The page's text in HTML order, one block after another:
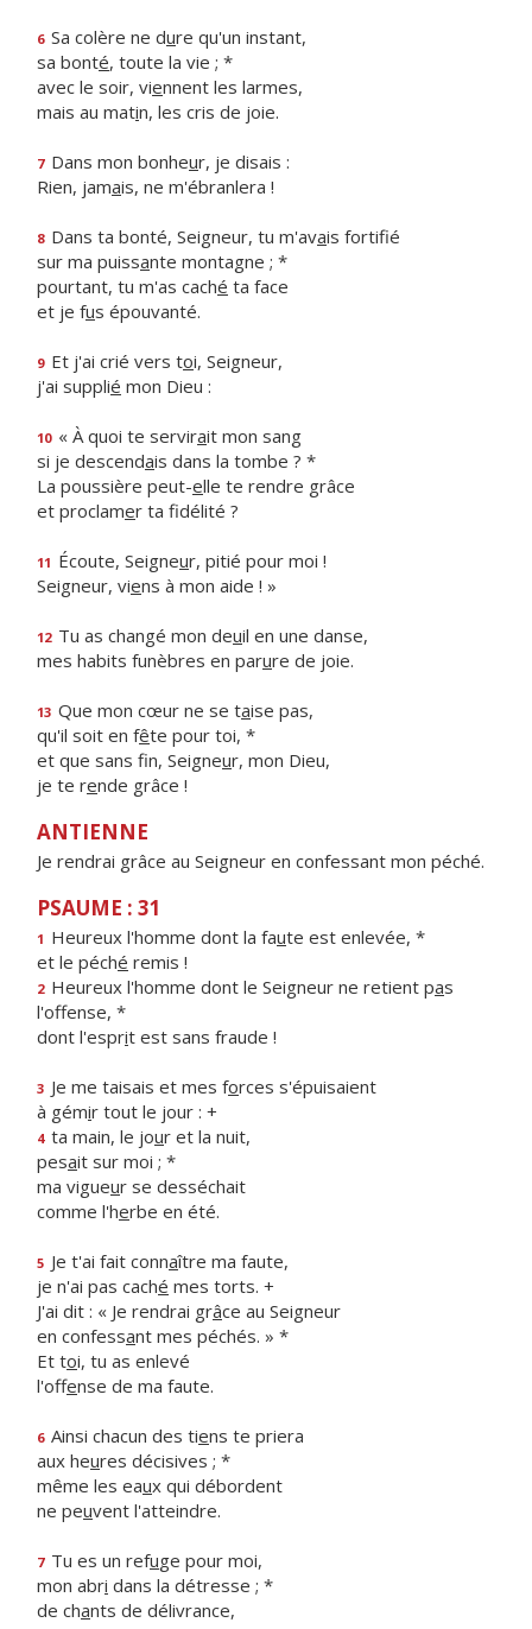
6 Sa colère ne dure qu'un instant,
sa bonté, toute la vie ; *
avec le soir, viennent les larmes,
mais au matin, les cris de joie.
7 Dans mon bonheur, je disais :
Rien, jamais, ne m'ébranlera !
8 Dans ta bonté, Seigneur, tu m'avais fortifié
sur ma puissante montagne ; *
pourtant, tu m'as caché ta face
et je fus épouvanté.
9 Et j'ai crié vers toi, Seigneur,
j'ai supplié mon Dieu :
10 « À quoi te servirait mon sang
si je descendais dans la tombe ? *
La poussière peut-elle te rendre grâce
et proclamer ta fidélité ?
11 Écoute, Seigneur, pitié pour moi !
Seigneur, viens à mon aide ! »
12 Tu as changé mon deuil en une danse,
mes habits funèbres en parure de joie.
13 Que mon cœur ne se taise pas,
qu'il soit en fête pour toi, *
et que sans fin, Seigneur, mon Dieu,
je te rende grâce !
ANTIENNE
Je rendrai grâce au Seigneur en confessant mon péché.
PSAUME : 31
1 Heureux l'homme dont la faute est enlevée, *
et le péché remis !
2 Heureux l'homme dont le Seigneur ne retient pas
l'offense, *
dont l'esprit est sans fraude !
3 Je me taisais et mes forces s'épuisaient
à gémir tout le jour : +
4 ta main, le jour et la nuit,
pesait sur moi ; *
ma vigueur se desséchait
comme l'herbe en été.
5 Je t'ai fait connaître ma faute,
je n'ai pas caché mes torts. +
J'ai dit : « Je rendrai grâce au Seigneur
en confessant mes péchés. » *
Et toi, tu as enlevé
l'offense de ma faute.
6 Ainsi chacun des tiens te priera
aux heures décisives ; *
même les eaux qui débordent
ne peuvent l'atteindre.
7 Tu es un refuge pour moi,
mon abri dans la détresse ; *
de chants de délivrance,